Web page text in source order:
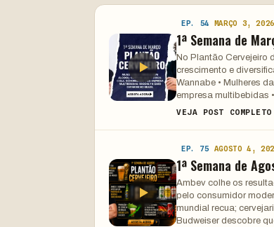
EP. 54 MARÇO 3, 2026
1ª Semana de
No Plantão Cervejeiro
crescimento e
Wannabe • Mulheres
empresa multibebidas
VEJA POST
EP. 75 AGOSTO 4,
1ª Semana de
Ambev colhe os
pelo consumidor
mundial recua;
Budweiser descobre